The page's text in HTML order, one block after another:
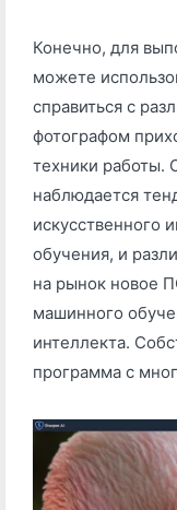
Конечно, для
можете
справиться с
фотографом
техники работы.
наблюдается
искусственного
обучения, и
на рынок новое
машинного
интеллекта.
программа с